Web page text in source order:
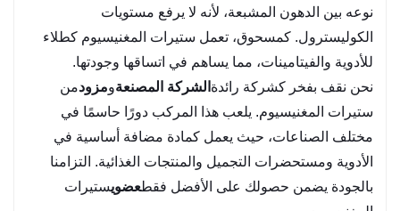
نوعه بين الدهون المشبعة، لأنه لا يرفع مستويات
الكوليسترول. كمسحوق، تعمل ستيرات المغنيسيوم كطلاء
للأدوية والفيتامينات، مما يساهم في اتساقها وجودتها.
نحن نقف بفخر كشركة رائدة الشركة المصنعةومزودمن
ستيرات المغنيسيوم. يلعب هذا المركب دورًا حاسمًا في
مختلف الصناعات، حيث يعمل كمادة مضافة أساسية في
الأدوية ومستحضرات التجميل والمنتجات الغذائية. التزامنا
بالجودة يضمن حصولك على الأفضل فقطعضويستيرات